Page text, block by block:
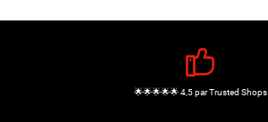
🌟🌟🌟🌟🌟 4,5 par Trusted Shops